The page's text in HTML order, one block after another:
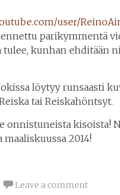
user/
parikymmentä
tulee, kunhan ehditään
löytyy runsaasti
tai Reiskahöntsyt.
onnistuneista kisoista!
2014!
Leave a comment